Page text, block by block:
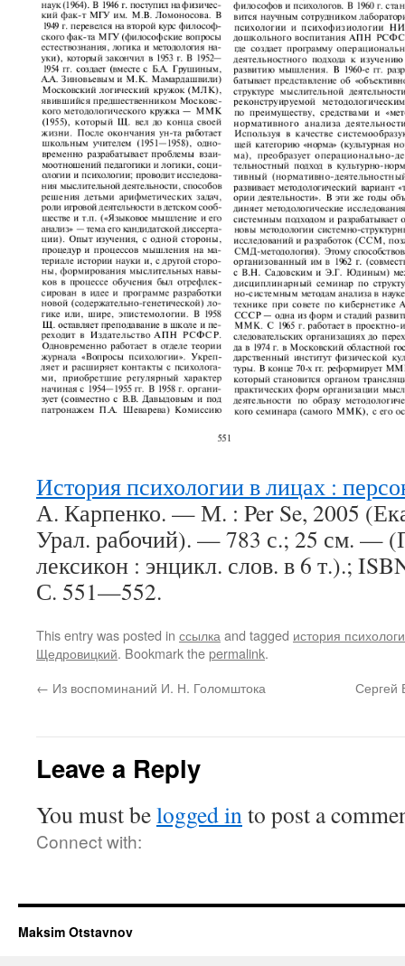
История психологии в лицах :
А. Карпенко. — М. : Per Se, 2005
Урал. рабочий). — 783 с.; 25 см. —
лексикон : энцикл. слов. в 6 т.).;
С. 551—552.
This entry was posted in ссылкаand tagged история
Щедровицкий. Bookmark thepermalink.
← Из воспоминаний И. Н. Голомштока Сергей
Leave a Reply
You must belogged into post a
Connect with:
Maksim Otstavnov